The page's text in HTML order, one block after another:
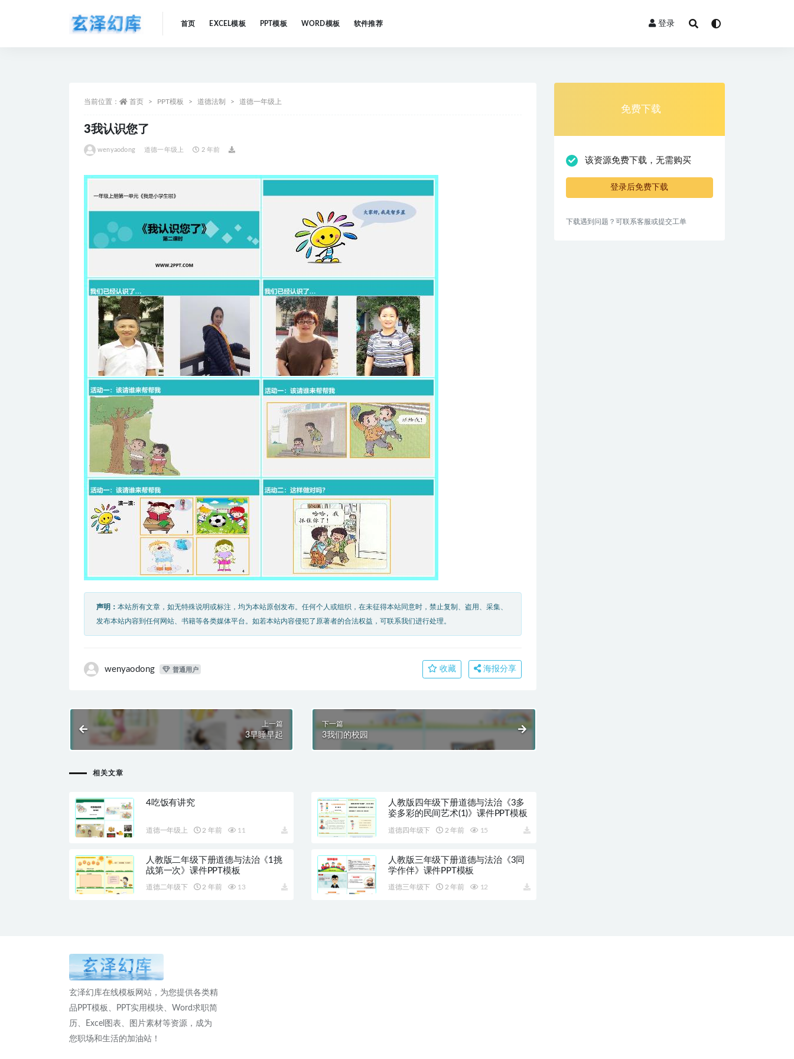
首页 EXCEL模板 PPT模板 WORD模板 软件推荐 登录
当前位置： 首页 PPT模板 道德法制 道德一年级上
3我认识您了
wenyaodong 道德一年级上 2 年前
声明： 本站所有文章，如无特殊说明或标注，均为本站原创发布。任何个人或组织，在未征得本站同意时，禁止复制、盗用、采集、
发布本站内容到任何网站、书籍等各类媒体平台。如若本站内容侵犯了原著者的合法权益，可联系我们进行处理。
wenyaodong 普通用户 收藏 海报分享
上一篇
3早睡早起
下一篇
3我们的校园
相关文章
4吃饭有讲究
道德一年级上 2 年前 11
人教版四年级下册道德与法治《3多
姿多彩的民间艺术(1)》课件PPT模板
道德四年级下 2 年前 15
人教版二年级下册道德与法治《1挑
战第一次》课件PPT模板
道德二年级下 2 年前 13
人教版三年级下册道德与法治《3同
学作伴》课件PPT模板
道德三年级下 2 年前 12
免费下载
该资源免费下载，无需购买
登录后免费下载
下载遇到问题？可联系客服或提交工单
玄泽幻库在线模板网站，为您提供各类精
品PPT模板、PPT实用模块、Word求职简
历、Excel图表、图片素材等资源，成为
您职场和生活的加油站！